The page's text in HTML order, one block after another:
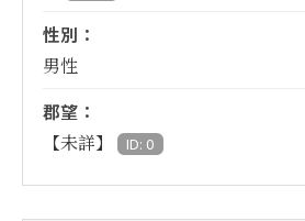
性別：
男性
郡望：
【未詳】 ID: 0